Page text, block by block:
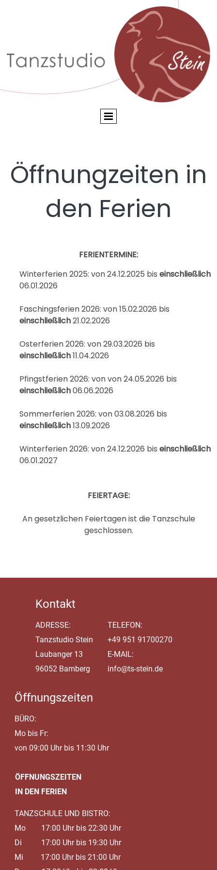
Öffnungzeiten in
den Ferien
FERIENTERMINE:
Winterferien 2025: von 24.12.2025 bis einschließlich
06.01.2026
Faschingsferien 2026: von 15.02.2026 bis
einschließlich21.02.2026
Osterferien 2026: von 29.03.2026 bis
einschließlich11.04.2026
Pfingstferien2026: von von 24.05.2026 bis
einschließlich06.06.2026
Sommerferien 2026: von 03.08.2026 bis
einschließlich13.09.2026
Winterferien 2026: von 24.12.2026 bis einschließlich
06.01.2027
FEIERTAGE:
An gesetzlichen Feiertagen ist die Tanzschule
geschlossen.
Kontakt
ADRESSE:
Tanzstudio Stein
Laubanger 13
96052 Bamberg
TELEFON:
+49 951 91700270
E-MAIL:
info@ts-stein.de
Öffnungszeiten
BÜRO:
Mo bis Fr:
von 09:00 Uhr bis 11:30 Uhr
ÖFFNUNGSZEITEN
IN DEN FERIEN
TANZSCHULE UND BISTRO:
Mo 17:00 Uhr bis 22:30 Uhr
Di 17:00 Uhr bis 19:30 Uhr
Mi 17:00 Uhr bis 21:00 Uhr